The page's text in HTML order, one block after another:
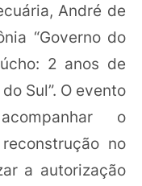
André de
“Governo do
2 anos de
Sul”. O evento
o
no
a autorização